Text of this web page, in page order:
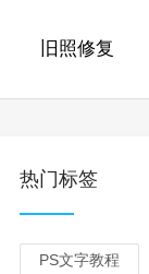
旧照修复
热门标签
PS文字教程